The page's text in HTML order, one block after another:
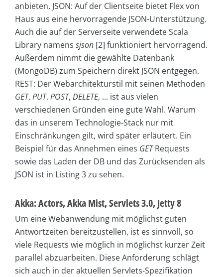
anbieten. JSON: Auf der Clientseite bietet Flex von
Haus aus eine hervorragende JSON-Unterstützung.
Auch die auf der Serverseite verwendete Scala
Library namens sjson [2] funktioniert hervorragend.
Außerdem nimmt die gewählte Datenbank
(MongoDB) zum Speichern direkt JSON entgegen.
REST: Der Webarchitekturstil mit seinen Methoden
GET, PUT, POST, DELETE, ... ist aus vielen
verschiedenen Gründen eine gute Wahl. Warum
das in unserem Technologie-Stack nur mit
Einschränkungen gilt, wird später erläutert. Ein
Beispiel für das Annehmen eines GETRequests
sowie das Laden der DB und das Zurücksenden als
JSON ist in Listing 3 zu sehen.
Akka: Actors, Akka Mist, Servlets 3.0, Jetty 8
Um eine Webanwendung mit möglichst guten
Antwortzeiten bereitzustellen, ist es sinnvoll, so
viele Requests wie möglich in möglichst kurzer Zeit
parallel abzuarbeiten. Diese Anforderung schlägt
sich auch in der aktuellen Servlets-Spezifikation